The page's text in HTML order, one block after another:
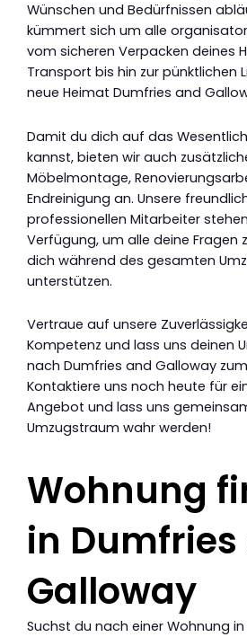
Wünschen und Bedürfnissen
kümmert sich um alle
vom sicheren Verpacken deines
Transport bis hin zur pünktlichen
neue Heimat Dumfries and
Damit du dich auf das
kannst, bieten wir auch
Möbelmontage,
Endreinigung an. Unsere
professionellen Mitarbeiter
Verfügung, um alle deine Fragen
dich während des gesamten
unterstützen.
Vertraue auf unsere
Kompetenz und lass uns deinen
nach Dumfries and Galloway
Kontaktiere uns noch heute für
Angebot und lass uns
Umzugstraum wahr werden!
Wohnung
in
Galloway
Suchst du nach einer Wohnung